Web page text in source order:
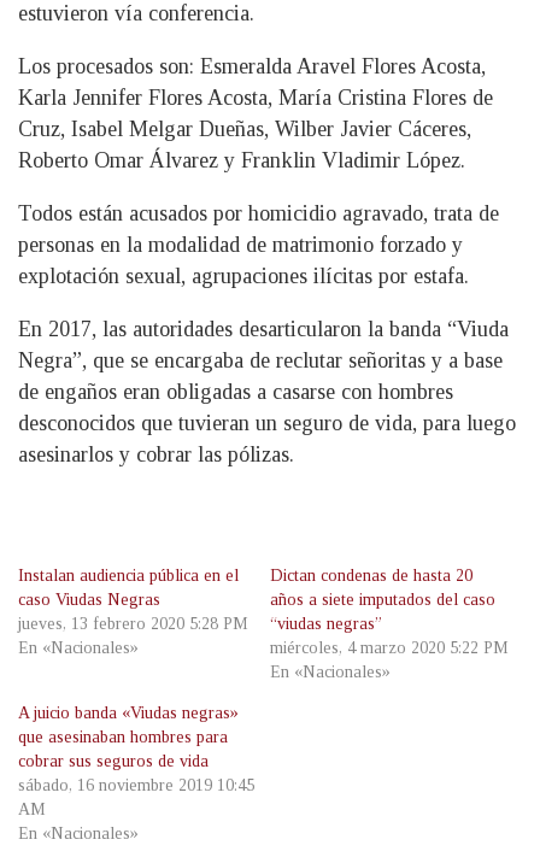
estuvieron vía conferencia.
Los procesados son: Esmeralda Aravel Flores Acosta,
Karla Jennifer Flores Acosta, María Cristina Flores de
Cruz, Isabel Melgar Dueñas, Wilber Javier Cáceres,
Roberto Omar Álvarez y Franklin Vladimir López.
Todos están acusados por homicidio agravado, trata de
personas en la modalidad de matrimonio forzado y
explotación sexual, agrupaciones ilícitas por estafa.
En 2017, las autoridades desarticularon la banda “Viuda
Negra”, que se encargaba de reclutar señoritas y a base
de engaños eran obligadas a casarse con hombres
desconocidos que tuvieran un seguro de vida, para luego
asesinarlos y cobrar las pólizas.
Instalan audiencia pública en el
caso Viudas Negras
jueves, 13 febrero 2020 5:28 PM
En «Nacionales»
Dictan condenas de hasta 20
años a siete imputados del caso
“viudas negras”
miércoles, 4 marzo 2020 5:22 PM
En «Nacionales»
A juicio banda «Viudas negras»
que asesinaban hombres para
cobrar sus seguros de vida
sábado, 16 noviembre 2019 10:45
AM
En «Nacionales»